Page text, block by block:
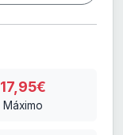
17,95€
Máximo